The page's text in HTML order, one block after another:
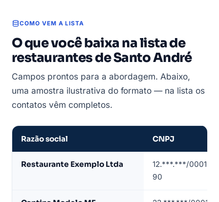
COMO VEM A LISTA
O que você baixa na lista de
restaurantes de Santo André
Campos prontos para a abordagem. Abaixo,
uma amostra ilustrativa do formato — na lista os
contatos vêm completos.
Razão social CNPJ
Restaurante Exemplo Ltda
12.***.***/0001-
90